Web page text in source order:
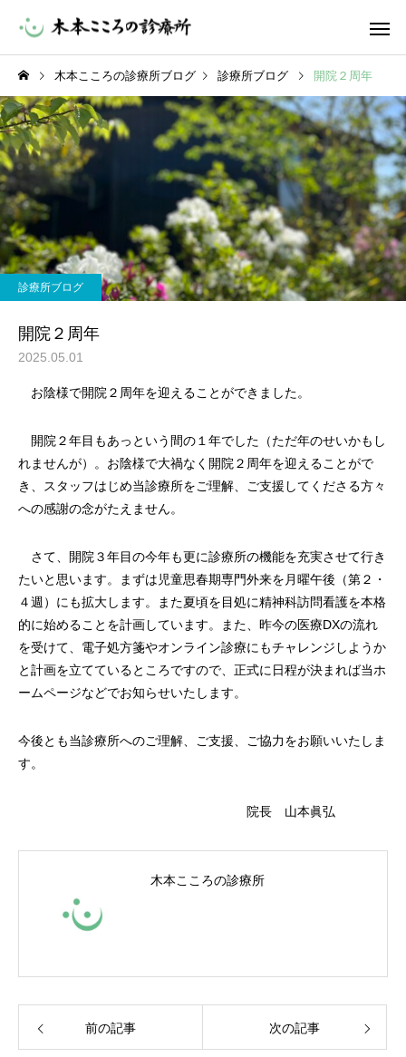
木本こころの診療所ブログ 診療所ブログ 開院２周年
診療所ブログ
開院２周年
2025.05.01
お陰様で開院２周年を迎えることができました。
開院２年目もあっという間の１年でした（ただ年のせいかもし
れませんが）。お陰様で大禍なく開院２周年を迎えることがで
き、スタッフはじめ当診療所をご理解、ご支援してくださる方々
への感謝の念がたえません。
さて、開院３年目の今年も更に診療所の機能を充実させて行き
たいと思います。まずは児童思春期専門外来を月曜午後（第２・
４週）にも拡大します。また夏頃を目処に精神科訪問看護を本格
的に始めることを計画しています。また、昨今の医療DXの流れ
を受けて、電子処方箋やオンライン診療にもチャレンジしようか
と計画を立てているところですので、正式に日程が決まれば当ホ
ームページなどでお知らせいたします。
今後とも当診療所へのご理解、ご支援、ご協力をお願いいたしま
す。
院長 山本眞弘
木本こころの診療所
前の記事 次の記事